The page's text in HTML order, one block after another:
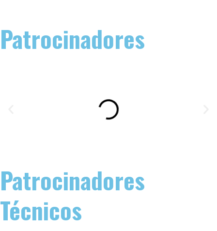
Patrocinadores
Patrocinadores
Técnicos